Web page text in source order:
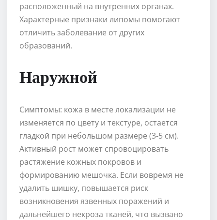
расположенный на внутренних органах.
Характерные признаки липомы помогают
отличить заболевание от других
образований.
Наружной
Симптомы: кожа в месте локализации не
изменяется по цвету и текстуре, остается
гладкой при небольшом размере (3-5 см).
Активный рост может спровоцировать
растяжение кожных покровов и
формированию мешочка. Если вовремя не
удалить шишку, повышается риск
возникновения язвенных поражений и
дальнейшего некроза тканей, что вызвано